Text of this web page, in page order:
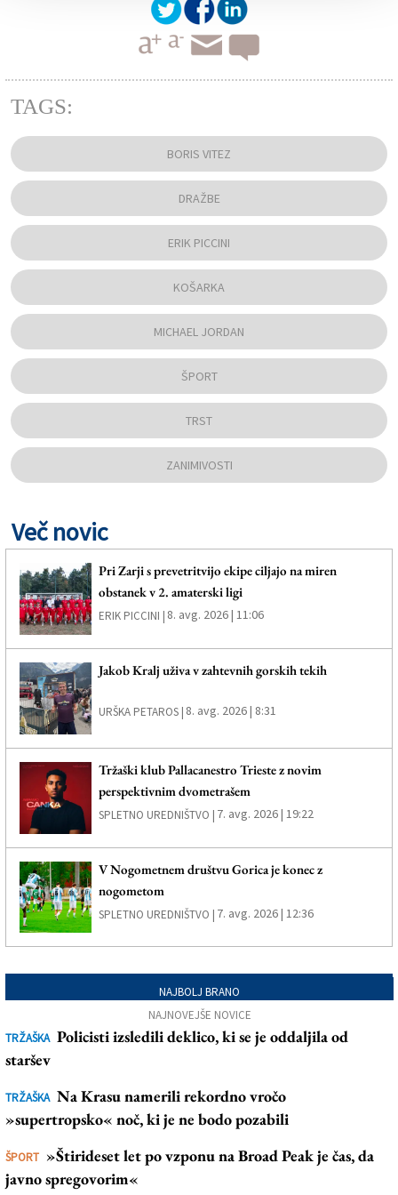
TAGS:
BORIS VITEZ
DRAŽBE
ERIK PICCINI
KOŠARKA
MICHAEL JORDAN
ŠPORT
TRST
ZANIMIVOSTI
Več novic
Pri Zarji s prevetritvijo ekipe ciljajo na miren
obstanek v 2. amaterski ligi
ERIK PICCINI | 8. avg. 2026 | 11:06
Jakob Kralj uživa v zahtevnih gorskih tekih
URŠKA PETAROS | 8. avg. 2026 | 8:31
Tržaški klub Pallacanestro Trieste z novim
perspektivnim dvometrašem
SPLETNO UREDNIŠTVO | 7. avg. 2026 | 19:22
V Nogometnem društvu Gorica je konec z
nogometom
SPLETNO UREDNIŠTVO | 7. avg. 2026 | 12:36
NAJBOLJ BRANO
NAJNOVEJŠE NOVICE
TRŽAŠKA Policisti izsledili deklico, ki se je oddaljila od
staršev
TRŽAŠKA Na Krasu namerili rekordno vročo
»supertropsko« noč, ki je ne bodo pozabili
ŠPORT »Štirideset let po vzponu na Broad Peak je čas, da
javno spregovorim«